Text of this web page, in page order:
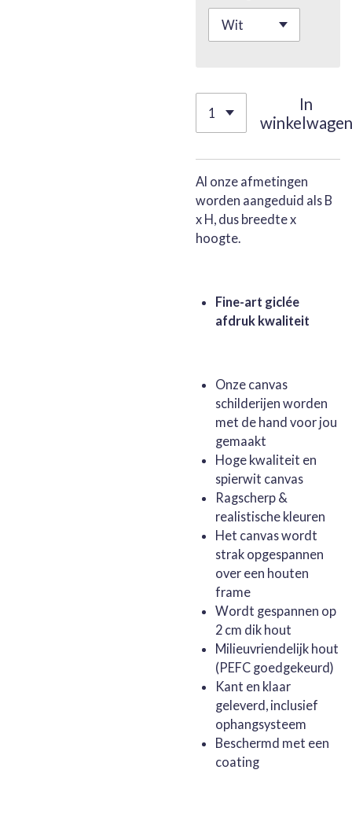
In
winkelwagen
Al onze afmetingen
worden aangeduid als B
x H, dus breedte x
hoogte.
Fine-art giclée
afdruk kwaliteit
Onze canvas
schilderijen worden
met de hand voor jou
gemaakt
Hoge kwaliteit en
spierwit canvas
Ragscherp &
realistische kleuren
Het canvas wordt
strak opgespannen
over een houten
frame
Wordt gespannen op
2 cm dik hout
Milieuvriendelijk hout
(PEFC goedgekeurd)
Kant en klaar
geleverd, inclusief
ophangsysteem
Beschermd met een
coating